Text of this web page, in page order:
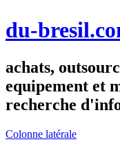
du-
achats,
equipement et
recherche
Colonne latérale